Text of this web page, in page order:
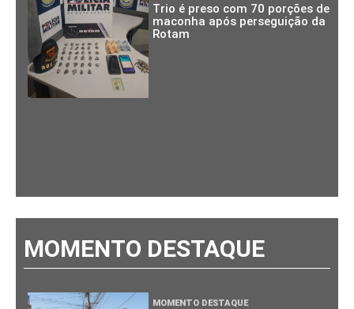
Trio é preso com 70 porções de
maconha após perseguição da
Rotam
MOMENTO DESTAQUE
MOMENTO DESTAQUE